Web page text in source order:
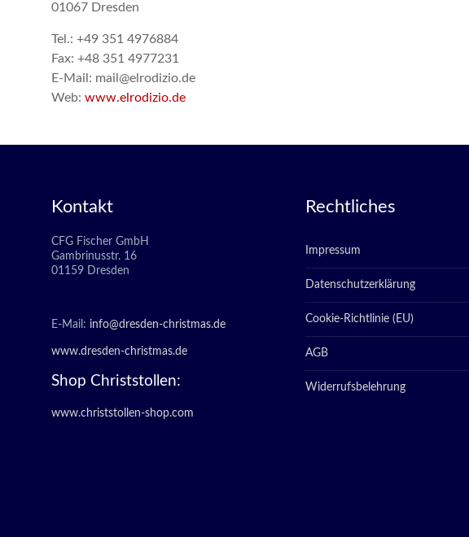
01067 Dresden
Tel.: +49 351 4976884
Fax: +48 351 4977231
E-Mail: mail@elrodizio.de
Web: www.elrodizio.de
Kontakt
CFG Fischer GmbH
Gambrinusstr. 16
01159 Dresden
E-Mail: info@dresden-christmas.de
www.dresden-christmas.de
Shop Christstollen:
www.christstollen-shop.com
Rechtliches
Impressum
Datenschutzerklärung
Cookie-Richtlinie (EU)
AGB
Widerrufsbelehrung